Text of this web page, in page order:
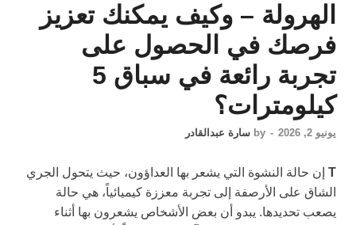
الهرولة – وكيف يمكنك تعزيز
فرصك في الحصول على
تجربة رائعة في سباق 5
كيلومترات؟
يونيو 2, 2026 -
by سارة عبدالقادر
T إن حالة النشوة التي يشعر بها العداؤون، حيث يتحول الجري
الشاق على الأرصفة إلى تجربة معززة كيميائياً، هي حالة
يصعب تحديدها. يبدو أن بعض الأشخاص يشعرون بها أثناء